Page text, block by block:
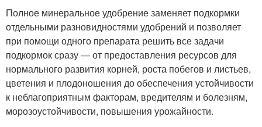
Полное минеральное удобрение заменяет подкормки
отдельными разновидностями удобрений и позволяет
при помощи одного препарата решить все задачи
подкормок сразу — от предоставления ресурсов для
нормального развития корней, роста побегов и листьев,
цветения и плодоношения до обеспечения устойчивости
к неблагоприятным факторам, вредителям и болезням,
морозоустойчивости, повышения урожайности.